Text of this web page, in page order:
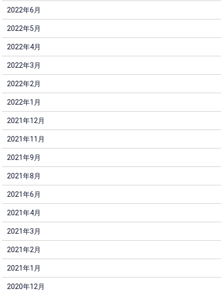
2022年6月
2022年5月
2022年4月
2022年3月
2022年2月
2022年1月
2021年12月
2021年11月
2021年9月
2021年8月
2021年6月
2021年4月
2021年3月
2021年2月
2021年1月
2020年12月